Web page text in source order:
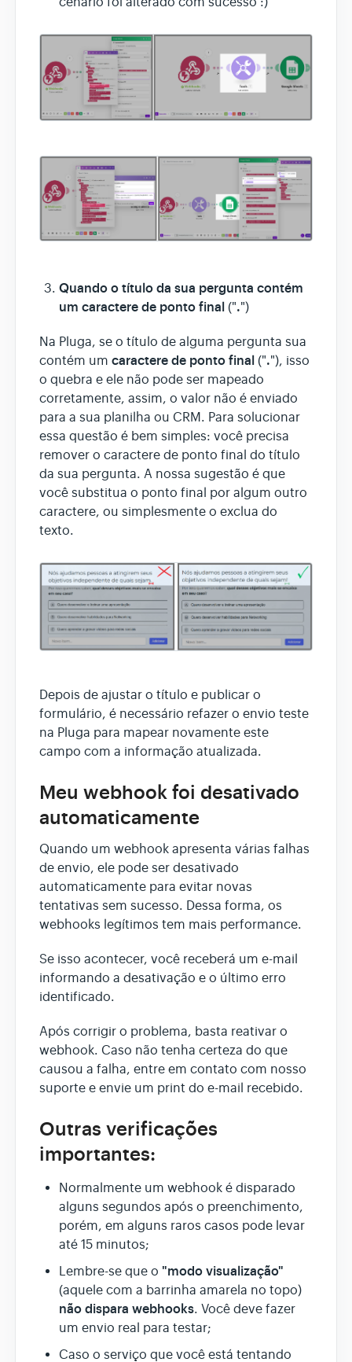
Quando o título da sua pergunta contém
um caractere de ponto final (".")
Na Pluga, se o título de alguma pergunta sua
contém um caractere de ponto final ("."), isso
o quebra e ele não pode ser mapeado
corretamente, assim, o valor não é enviado
para a sua planilha ou CRM. Para solucionar
essa questão é bem simples: você precisa
remover o caractere de ponto final do título
da sua pergunta. A nossa sugestão é que
você substitua o ponto final por algum outro
caractere, ou simplesmente o exclua do
texto.
Depois de ajustar o título e publicar o
formulário, é necessário refazer o envio teste
na Pluga para mapear novamente este
campo com a informação atualizada.
Meu webhook foi desativado
automaticamente
Quando um webhook apresenta várias falhas
de envio, ele pode ser desativado
automaticamente para evitar novas
tentativas sem sucesso. Dessa forma, os
webhooks legítimos tem mais performance.
Se isso acontecer, você receberá um e-mail
informando a desativação e o último erro
identificado.
Após corrigir o problema, basta reativar o
webhook. Caso não tenha certeza do que
causou a falha, entre em contato com nosso
suporte e envie um print do e-mail recebido.
Outras verificações
importantes:
Normalmente um webhook é disparado
alguns segundos após o preenchimento,
porém, em alguns raros casos pode levar
até 15 minutos;
Lembre-se que o "modo visualização"
(aquele com a barrinha amarela no topo)
não dispara webhooks. Você deve fazer
um envio real para testar;
Caso o serviço que você está tentando